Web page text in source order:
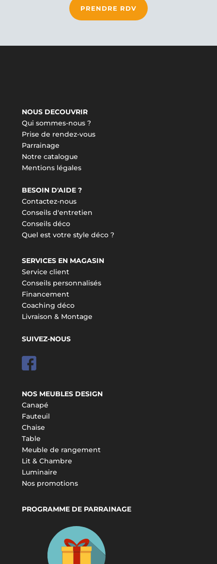
PRENDRE RDV
NOUS DECOUVRIR
Qui sommes-nous ?
Prise de rendez-vous
Parrainage
Notre catalogue
Mentions légales
BESOIN D'AIDE ?
Contactez-nous
Conseils d'entretien
Conseils déco
Quel est votre style déco ?
SERVICES EN MAGASIN
Service client
Conseils personnalisés
Financement
Coaching déco
Livraison & Montage
SUIVEZ-NOUS
NOS MEUBLES DESIGN
Canapé
Fauteuil
Chaise
Table
Meuble de rangement
Lit & Chambre
Luminaire
Nos promotions
PROGRAMME DE PARRAINAGE